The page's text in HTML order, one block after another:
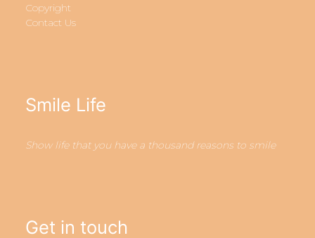
Copyright
Contact Us
Smile Life
Show life that you have a thousand reasons to smile
Get in touch